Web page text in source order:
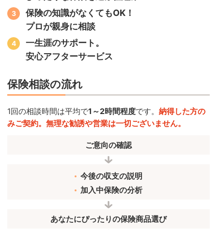
保険の知識がなくてもOK！
プロが親身に相談
一生涯のサポート。
安心アフターサービス
保険相談の流れ
1回の相談時間は平均で1～2時間程度です。 納得した方の
みご契約。無理な勧誘や営業は一切ございません。
ご意向の確認
今後の収支の説明
加入中保険の分析
あなたにぴったりの保険商品選び